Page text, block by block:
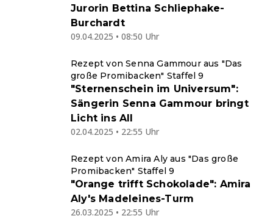
Jurorin Bettina Schliephake-
Burchardt
09.04.2025 • 08:50 Uhr
Rezept von Senna Gammour aus "Das
große Promibacken" Staffel 9
"Sternenschein im Universum":
Sängerin Senna Gammour bringt
Licht ins All
02.04.2025 • 22:55 Uhr
Rezept von Amira Aly aus "Das große
Promibacken" Staffel 9
"Orange trifft Schokolade": Amira
Aly's Madeleines-Turm
26.03.2025 • 22:55 Uhr